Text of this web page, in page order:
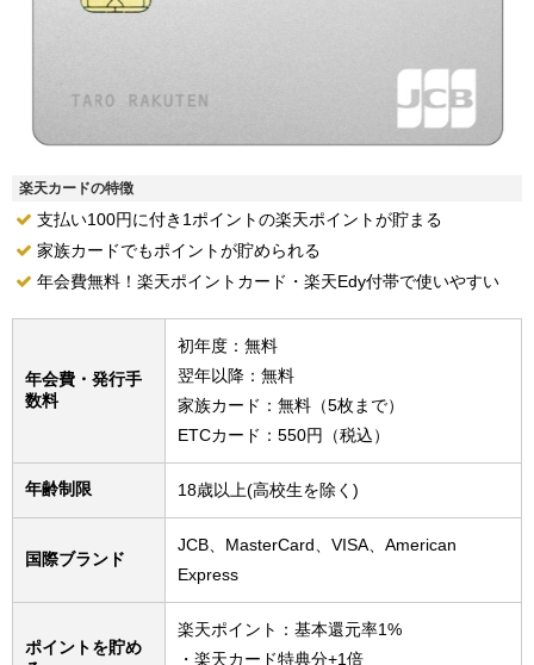
楽天カードの特徴
支払い100円に付き1ポイントの楽天ポイントが貯まる
家族カードでもポイントが貯められる
年会費無料！楽天ポイントカード・楽天Edy付帯で使いやすい
年会費・発行手
数料
初年度：無料
翌年以降：無料
家族カード：無料（5枚まで）
ETCカード：550円（税込）
年齢制限 18歳以上(高校生を除く)
国際ブランド
JCB、MasterCard、VISA、American
Express
ポイントを貯め
楽天ポイント：基本還元率1%
・楽天カード特典分+1倍